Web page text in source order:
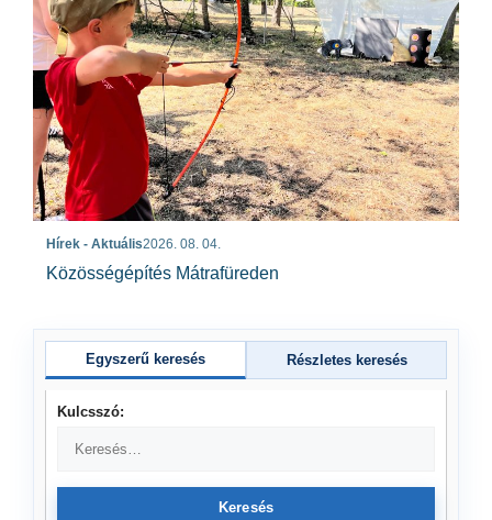
Hírek - Aktuális2026. 08. 04.
Közösségépítés Mátrafüreden
Egyszerű keresés Részletes keresés
Kulcsszó:
Keresés